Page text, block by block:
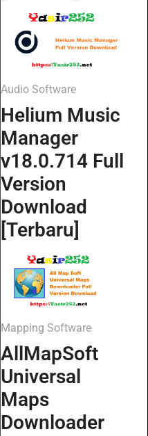
Audio Software
Helium Music
Manager
v18.0.714 Full
Version
Download
[Terbaru]
Mapping Software
AllMapSoft
Universal
Maps
Downloader